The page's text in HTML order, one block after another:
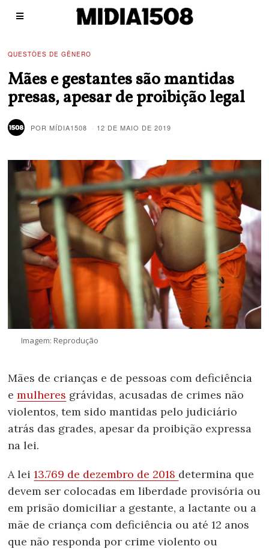
QUESTÕES DE GÊNERO
Mães e gestantes são mantidas
presas, apesar de proibição legal
PORMÍDIA1508 12 DE MAIO DE 2019
Imagem: Reprodução
Mães de crianças e de pessoas com deficiência
emulheres grávidas, acusadas de crimes não
violentos, tem sido mantidas pelo judiciário
atrás das grades, apesar da proibição expressa
na lei.
A lei13.769 de dezembro de 2018 determina que
devem ser colocadas em liberdade provisória ou
em prisão domiciliar a gestante, a lactante ou a
mãe de criança com deficiência ou até 12 anos
que não responda por crime violento ou